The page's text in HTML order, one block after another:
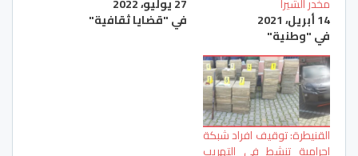
14 أبريل، 2021
في "وطنية"
في "قضايا ثقافية"
القنيطرة: توقيف افراد شبكة
إجرامية تنشط في التهريب